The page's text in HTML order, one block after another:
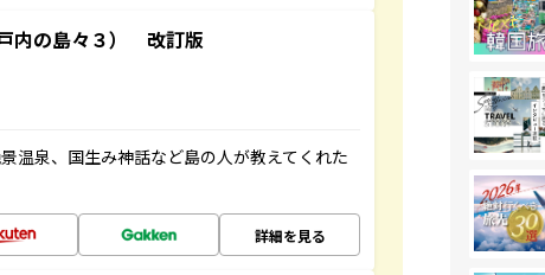
の島々３） 改訂版
泉、国生み神話など島の人が教えてくれた
詳細を見る